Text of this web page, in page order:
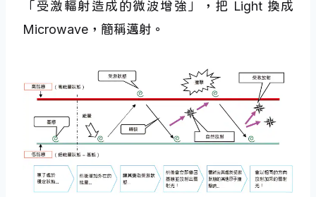
「受激輻射造成的微波增強」，把 Light 換成
Microwave，簡稱邁射。